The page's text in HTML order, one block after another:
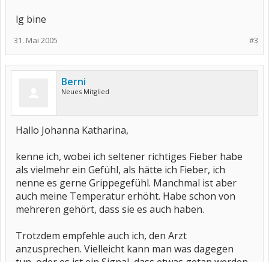
lg bine
#3
31. Mai 2005
Berni
Neues Mitglied
Hallo Johanna Katharina,
kenne ich, wobei ich seltener richtiges Fieber habe
als vielmehr ein Gefühl, als hätte ich Fieber, ich
nenne es gerne Grippegefühl. Manchmal ist aber
auch meine Temperatur erhöht. Habe schon von
mehreren gehört, dass sie es auch haben.
Trotzdem empfehle auch ich, den Arzt
anzusprechen. Vielleicht kann man was dagegen